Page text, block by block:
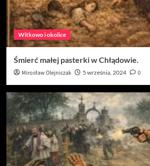
Witkowo i okolice
Śmierć małej pasterki w Chłądowie.
Mirosław Olejniczak 5 września, 2024 0